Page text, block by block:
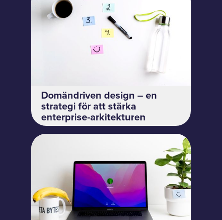
Domändriven design – en
strategi för att stärka
enterprise-arkitekturen